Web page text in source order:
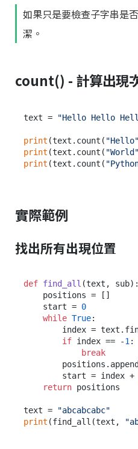
如果只是要檢查子字串是
潔。
count() - 計算出現
text = "Hello Hello
print (text.count( "Hello"
print (text.count( "World"
print (text.count(
實際範例
找出所有出現位置
def find_all (text, sub):
    start =
0
while True:
if index == -1:
break
        start = index +
return positions
text =
"abcabcabc"
print (find_all(text,